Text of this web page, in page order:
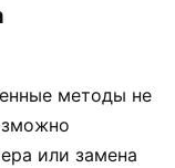
методы не
или замена